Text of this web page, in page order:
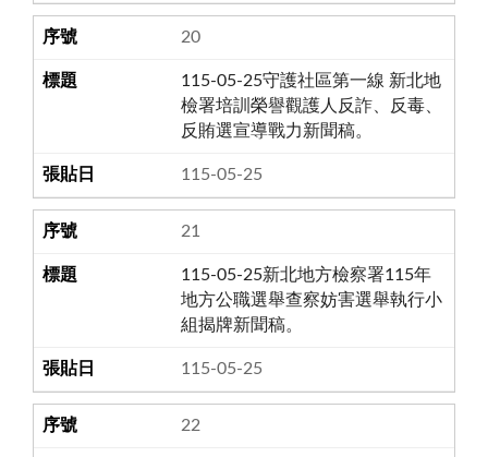
20
115-05-25守護社區第一線 新北地
檢署培訓榮譽觀護人反詐、反毒、
反賄選宣導戰力新聞稿。
115-05-25
21
115-05-25新北地方檢察署115年
地方公職選舉查察妨害選舉執行小
組揭牌新聞稿。
115-05-25
22